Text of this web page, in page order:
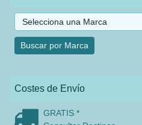
Costes de Envío
GRATIS *